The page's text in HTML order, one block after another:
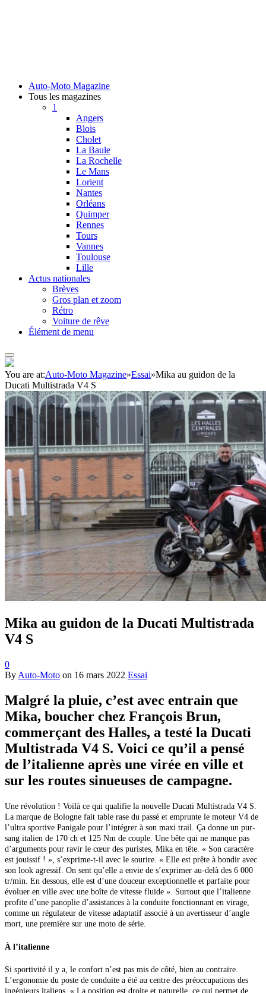
Auto-Moto Magazine
Tous les magazines
1
Angers
Blois
Cholet
La Baule
La Rochelle
Le Mans
Lorient
Nantes
Orléans
Quimper
Rennes
Tours
Vannes
Toulouse
Lille
Actus nationales
Brèves
Gros plan et zoom
Rétro
Voiture de rêve
Élément de menu
You are at:Auto-Moto Magazine»Essai»Mika au guidon de la
Ducati Multistrada V4 S
Mika au guidon de la Ducati Multistrada
V4 S
0
By Auto-Moto on 16 mars 2022 Essai
Malgré la pluie, c’est avec entrain que
Mika, boucher chez François Brun,
commerçant des Halles, a testé la Ducati
Multistrada V4 S. Voici ce qu’il a pensé
de l’italienne après une virée en ville et
sur les routes sinueuses de campagne.
Une révolution ! Voilà ce qui qualifie la nouvelle Ducati Multistrada V4 S.
La marque de Bologne fait table rase du passé et emprunte le moteur V4 de
l’ultra sportive Panigale pour l’intégrer à son maxi trail. Ça donne un pur-
sang italien de 170 ch et 125 Nm de couple. Une bête qui ne manque pas
d’arguments pour ravir le cœur des puristes, Mika en tête. « Son caractère
est jouissif ! », s’exprime-t-il avec le sourire. « Elle est prête à bondir avec
son look agressif. On sent qu’elle a envie de s’exprimer au-delà des 6 000
tr/min. En dessous, elle est d’une douceur exceptionnelle et parfaite pour
évoluer en ville avec une boîte de vitesse fluide ». Surtout que l’italienne
profite d’une panoplie d’assistances à la conduite fonctionnant en virage,
comme un régulateur de vitesse adaptatif associé à un avertisseur d’angle
mort, une première sur une moto de série.
À l’italienne
Si sportivité il y a, le confort n’est pas mis de côté, bien au contraire.
L’ergonomie du poste de conduite a été au centre des préoccupations des
ingénieurs italiens. « La position est droite et naturelle, ce qui permet de